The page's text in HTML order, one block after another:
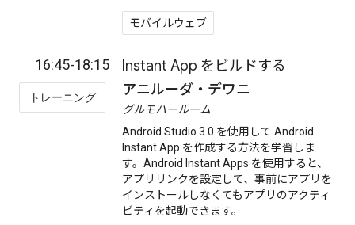
モバイルウェブ
16:45-18:15
トレーニング
Instant App をビルドする
アニルーダ・デワニ
グルモハールーム
Android Studio 3.0 を使用して Android
Instant App を作成する方法を学習しま
す。Android Instant Apps を使用すると、
アプリリンクを設定して、事前にアプリを
インストールしなくてもアプリのアクティ
ビティを起動できます。